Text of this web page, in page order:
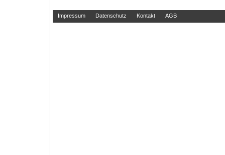
Impressum Datenschutz Kontakt AGB